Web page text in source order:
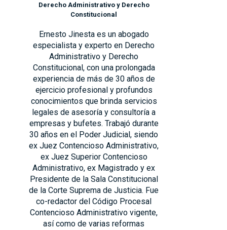
Derecho Administrativo y Derecho
Constitucional
Ernesto Jinesta es un abogado
especialista y experto en Derecho
Administrativo y Derecho
Constitucional, con una prolongada
experiencia de más de 30 años de
ejercicio profesional y profundos
conocimientos que brinda servicios
legales de asesoría y consultoría a
empresas y bufetes. Trabajó durante
30 años en el Poder Judicial, siendo
ex Juez Contencioso Administrativo,
ex Juez Superior Contencioso
Administrativo, ex Magistrado y ex
Presidente de la Sala Constitucional
de la Corte Suprema de Justicia. Fue
co-redactor del Código Procesal
Contencioso Administrativo vigente,
así como de varias reformas